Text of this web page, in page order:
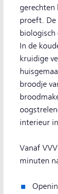
proeft. De
biologisch
In de
kruidige
broodje
interieur
Vanaf
minuten